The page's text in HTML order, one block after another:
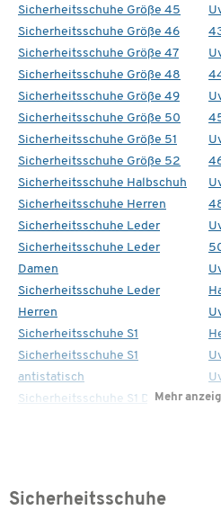
Sicherheitsschuhe Größe 45
Sicherheitsschuhe Größe 46
Sicherheitsschuhe Größe 47
Sicherheitsschuhe Größe 48
Sicherheitsschuhe Größe 49
Sicherheitsschuhe Größe 50
Sicherheitsschuhe Größe 51
Sicherheitsschuhe Größe 52
Sicherheitsschuhe Halbschuh
Sicherheitsschuhe Herren
Sicherheitsschuhe Leder
Sicherheitsschuhe Leder
Damen
Sicherheitsschuhe Leder
Herren
Sicherheitsschuhe S1
Sicherheitsschuhe S1
antistatisch
Sicherheitsschuhe S1 Damen
Mehr
Sicherheitsschuhe